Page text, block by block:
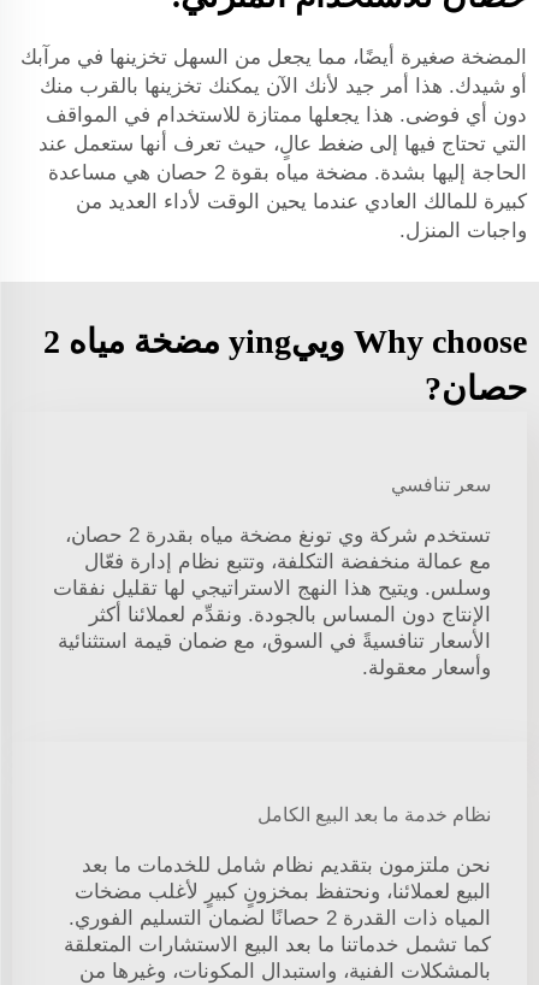
المضخة صغيرة أيضًا، مما يجعل من السهل تخزينها في مرآبك
أو شيدك. هذا أمر جيد لأنك الآن يمكنك تخزينها بالقرب منك
دون أي فوضى. هذا يجعلها ممتازة للاستخدام في المواقف
التي تحتاج فيها إلى ضغط عالٍ، حيث تعرف أنها ستعمل عند
الحاجة إليها بشدة. مضخة مياه بقوة 2 حصان هي مساعدة
كبيرة للمالك العادي عندما يحين الوقت لأداء العديد من
واجبات المنزل.
Why choose وييying مضخة مياه 2
حصان?
سعر تنافسي
تستخدم شركة وي تونغ مضخة مياه بقدرة 2 حصان،
مع عمالة منخفضة التكلفة، وتتبع نظام إدارة فعّال
وسلس. ويتيح هذا النهج الاستراتيجي لها تقليل نفقات
الإنتاج دون المساس بالجودة. ونقدِّم لعملائنا أكثر
الأسعار تنافسيةً في السوق، مع ضمان قيمة استثنائية
وأسعار معقولة.
نظام خدمة ما بعد البيع الكامل
نحن ملتزمون بتقديم نظام شامل للخدمات ما بعد
البيع لعملائنا، ونحتفظ بمخزونٍ كبيرٍ لأغلب مضخات
المياه ذات القدرة 2 حصانًا لضمان التسليم الفوري.
كما تشمل خدماتنا ما بعد البيع الاستشارات المتعلقة
بالمشكلات الفنية، واستبدال المكونات، وغيرها من